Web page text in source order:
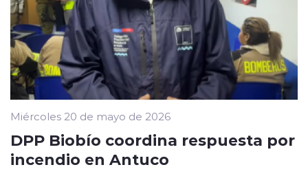
Miércoles 20 de mayo de 2026
DPP Biobío coordina respuesta por
incendio en Antuco